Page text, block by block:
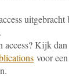
Kijk dan
voor